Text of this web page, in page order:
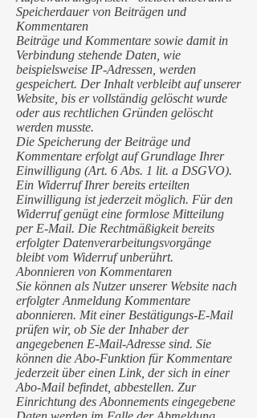
Speicherdauer von Beiträgen und
Kommentaren
Beiträge und Kommentare sowie damit in
Verbindung stehende Daten, wie
beispielsweise IP-Adressen, werden
gespeichert. Der Inhalt verbleibt auf unserer
Website, bis er vollständig gelöscht wurde
oder aus rechtlichen Gründen gelöscht
werden musste.
Die Speicherung der Beiträge und
Kommentare erfolgt auf Grundlage Ihrer
Einwilligung (Art. 6 Abs. 1 lit. a DSGVO).
Ein Widerruf Ihrer bereits erteilten
Einwilligung ist jederzeit möglich. Für den
Widerruf genügt eine formlose Mitteilung
per E-Mail. Die Rechtmäßigkeit bereits
erfolgter Datenverarbeitungsvorgänge
bleibt vom Widerruf unberührt.
Abonnieren von Kommentaren
Sie können als Nutzer unserer Website nach
erfolgter Anmeldung Kommentare
abonnieren. Mit einer Bestätigungs-E-Mail
prüfen wir, ob Sie der Inhaber der
angegebenen E-Mail-Adresse sind. Sie
können die Abo-Funktion für Kommentare
jederzeit über einen Link, der sich in einer
Abo-Mail befindet, abbestellen. Zur
Einrichtung des Abonnements eingegebene